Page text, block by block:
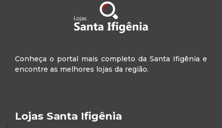
Conheça o portal mais completo da Santa Ifigênia e
encontre as melhores lojas da região.
Lojas Santa Ifigênia